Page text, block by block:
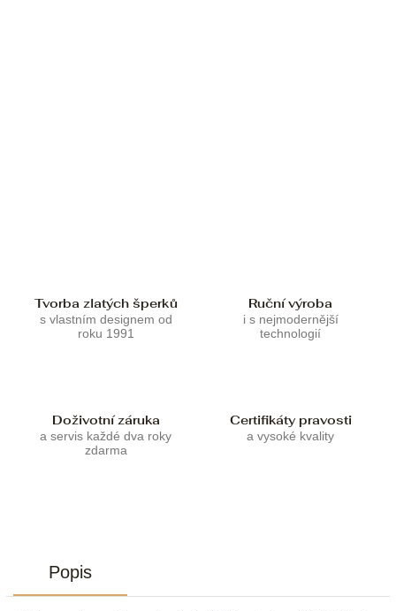
Tvorba zlatých šperků
s vlastním designem od
roku 1991
Ruční výroba
i s nejmodernější
technologií
Doživotní záruka
a servis každé dva roky
zdarma
Certifikáty pravosti
a vysoké kvality
Popis